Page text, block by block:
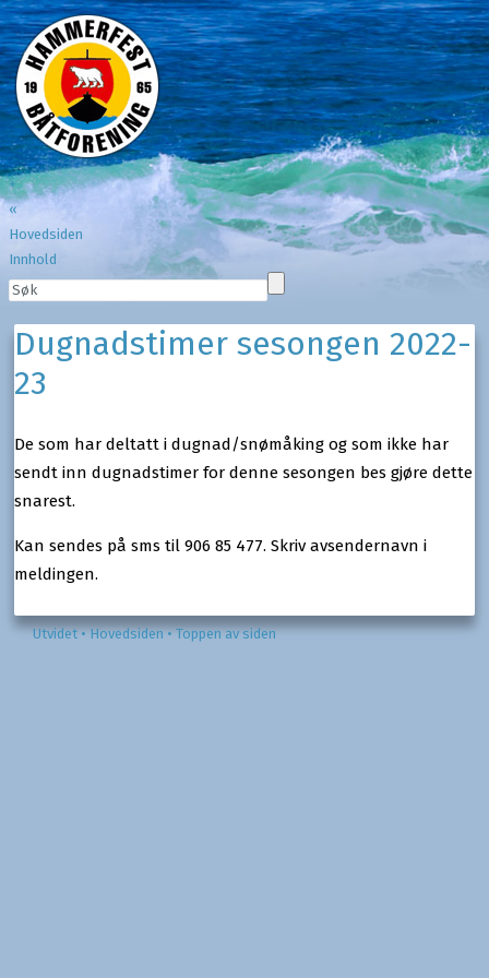
+
«
Hovedsiden
Innhold
Dugnadstimer sesongen 2022-
23
De som har deltatt i dugnad/snømåking og som ikke har
sendt inn dugnadstimer for denne sesongen bes gjøre dette
snarest.
Kan sendes på sms til 906 85 477. Skriv avsendernavn i
meldingen.
Utvidet• Hovedsiden• Toppen av siden